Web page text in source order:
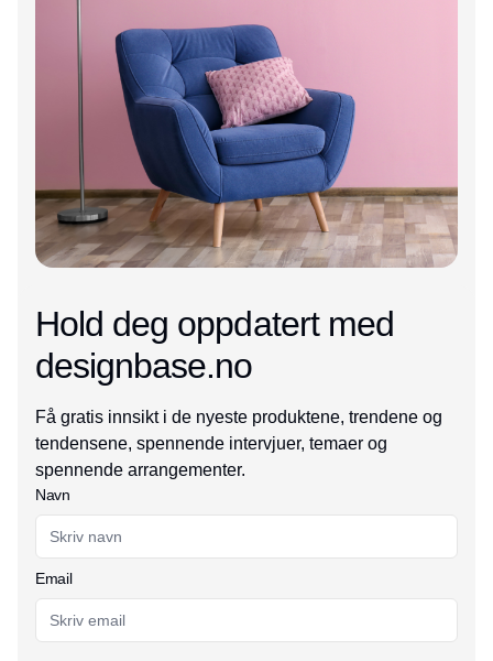
Hold deg oppdatert med
designbase.no
Få gratis innsikt i de nyeste produktene, trendene og
tendensene, spennende intervjuer, temaer og
spennende arrangementer.
Navn
Email